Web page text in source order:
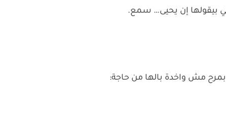
بيقولها إن يحيى… سمع.
مش واخدة بالها من حاجة: